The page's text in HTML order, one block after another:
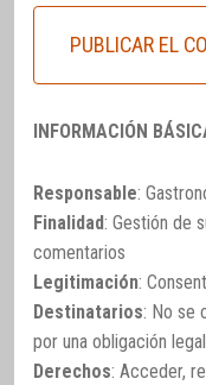
INFORMACIÓN
Responsable:
Finalidad: Gestión de
comentarios
Legitimación:
Destinatarios: No se
por una obligación
Derechos: Acceder,